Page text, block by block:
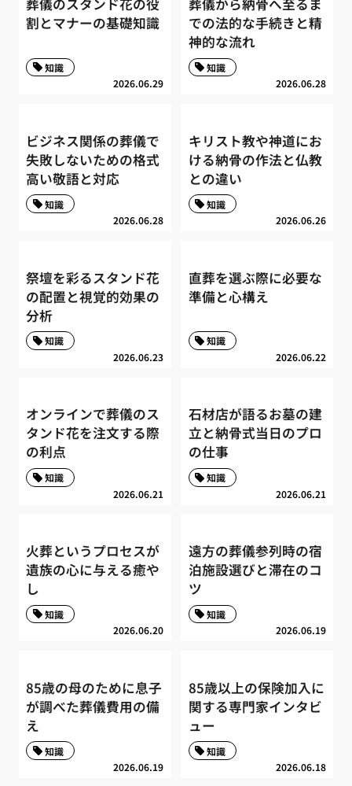
葬儀のスタンド花の役
割とマナーの基礎知識
2026.06.29
知識
葬儀から納骨へ至るま
での法的な手続きと精
神的な流れ
2026.06.28
知識
ビジネス関係の葬儀で
失敗しないための格式
高い敬語と対応
2026.06.28
知識
キリスト教や神道にお
ける納骨の作法と仏教
との違い
2026.06.26
知識
祭壇を彩るスタンド花
の配置と視覚的効果の
分析
2026.06.23
知識
直葬を選ぶ際に必要な
準備と心構え
2026.06.22
知識
オンラインで葬儀のス
タンド花を注文する際
の利点
2026.06.21
知識
石材店が語るお墓の建
立と納骨式当日のプロ
の仕事
2026.06.21
知識
火葬というプロセスが
遺族の心に与える癒や
し
2026.06.20
知識
遠方の葬儀参列時の宿
泊施設選びと滞在のコ
ツ
2026.06.19
知識
85歳の母のために息子
が調べた葬儀費用の備
え
2026.06.19
知識
85歳以上の保険加入に
関する専門家インタビ
ュー
2026.06.18
知識